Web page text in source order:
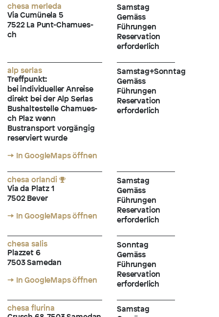
chesa merleda
Via Cumünela 5
7522 La Punt-Chamues-
ch
Samstag
Gemäss
Führungen
Reservation
erforderlich
alp serlas
Treffpunkt:
bei individueller Anreise
direkt bei der Alp Serlas
Bushaltestelle Chamues-
ch Plaz wenn
Bustransport vorgängig
reserviert wurde
→ In GoogleMaps öffnen
Samstag+Sonntag
Gemäss
Führungen
Reservation
erforderlich
chesa orlandi
Via da Platz 1
7502 Bever
→ In GoogleMaps öffnen
Samstag
Gemäss
Führungen
Reservation
erforderlich
chesa salis
Plazzet 6
7503 Samedan
→ In GoogleMaps öffnen
Sonntag
Gemäss
Führungen
Reservation
erforderlich
chesa flurina
Samstag